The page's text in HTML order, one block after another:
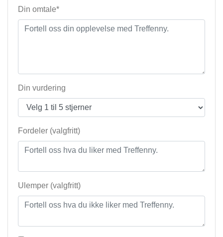
Din omtale*
Din vurdering
Fordeler (valgfritt)
Ulemper (valgfritt)